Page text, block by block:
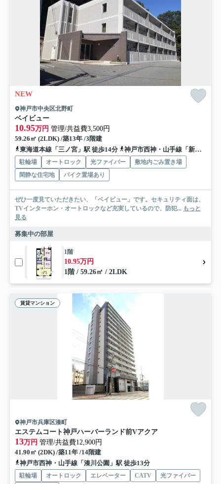
NEW
神戸市中央区北野町
ベイビュー
10.95万円 管理/共益費3,500円
59.26㎡ (2LDK) /築13年 /3階建
東海道本線「三ノ宮」駅 徒歩14分
神戸市西神・山手線「新神戸」駅 徒歩11分
駐輪場 オートロック 光ファイバー
敷地内ごみ置き場
閑静な住宅地
バイク置場あり
ぜひ一度見ていただきたい、「ベイビュー」です。セキュリティ面は、
TVインターホン・オートロックなど充実しているので、防犯... もっと
見る
募集中の部屋
1階
10.95万円
1階 / 59.26㎡ / 2LDK
賃貸マンション
神戸市兵庫区湊町
エステムコート神戸ハーバーランド前Vアクア
13万円 管理/共益費12,900円
41.90㎡ (2DK) /築11年 /14階建
神戸市西神・山手線「湊川公園」駅 徒歩13分
駐輪場 オートロック エレベーター CATV
光ファイバー